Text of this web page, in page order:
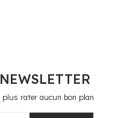
plus rater aucun bon plan